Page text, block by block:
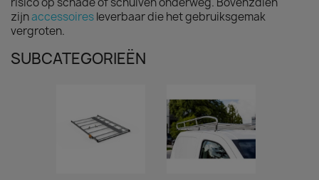
zijnaccessoiresleverbaar die het gebruiksgemak
vergroten.
SUBCATEGORIEËN